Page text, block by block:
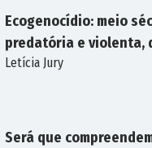
Ecogenocídio: meio
predatória e violenta,
Letícia Jury
Será que